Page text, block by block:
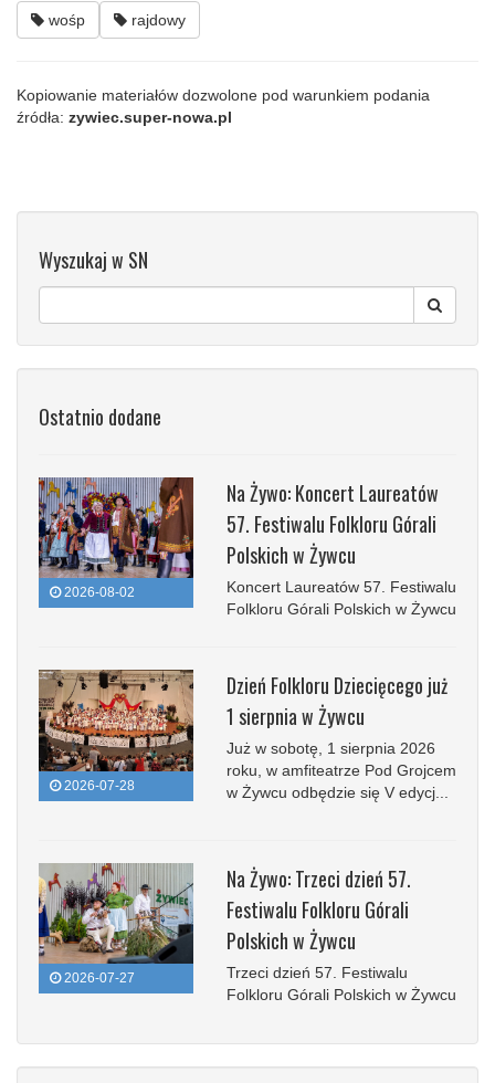
wośp rajdowy
Kopiowanie materiałów dozwolone pod warunkiem podania
źródła: zywiec.super-nowa.pl
Wyszukaj w SN
Ostatnio dodane
2026-08-02
Na Żywo: Koncert Laureatów
57. Festiwalu Folkloru Górali
Polskich w Żywcu
Koncert Laureatów 57. Festiwalu
Folkloru Górali Polskich w Żywcu
2026-07-28
Dzień Folkloru Dziecięcego już
1 sierpnia w Żywcu
Już w sobotę, 1 sierpnia 2026
roku, w amfiteatrze Pod Grojcem
w Żywcu odbędzie się V edycj...
2026-07-27
Na Żywo: Trzeci dzień 57.
Festiwalu Folkloru Górali
Polskich w Żywcu
Trzeci dzień 57. Festiwalu
Folkloru Górali Polskich w Żywcu